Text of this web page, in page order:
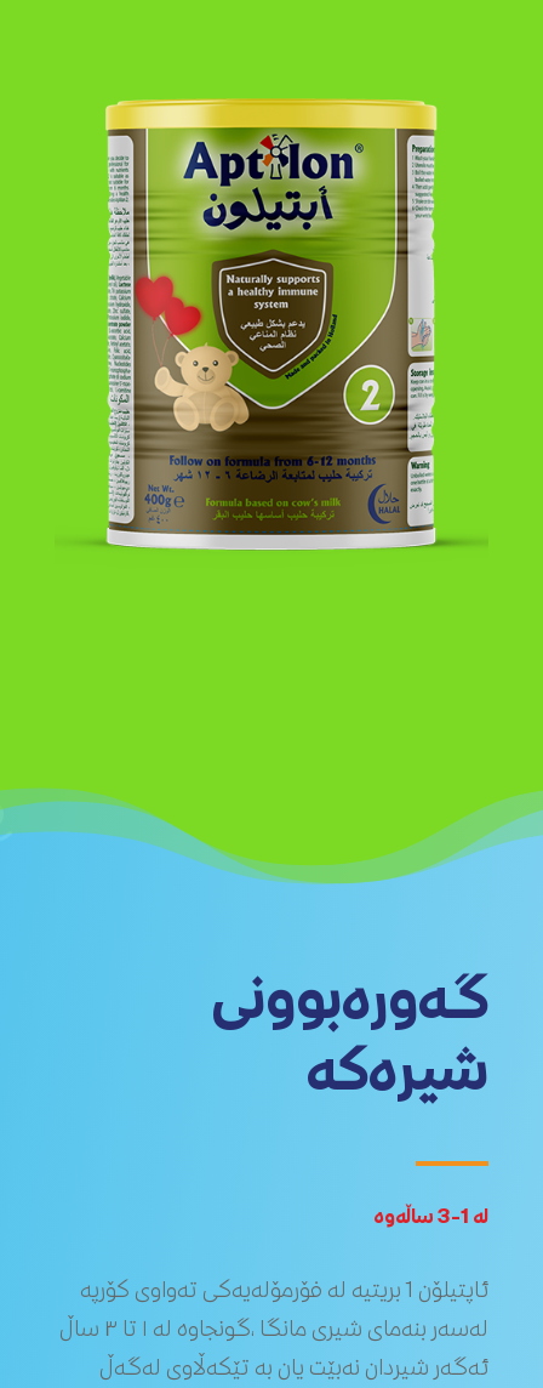
گەورەبوونی
شیرەکە
لە 1-3 ساڵەوە
ئاپتیلۆن 1 بریتیە لە فۆرمۆلەیەکی تەواوی کۆرپە
لەسەر بنەمای شیری مانگا ،گونجاوە لە ١ تا ٣ ساڵ
ئەگەر شیردان نەبێت یان بە تێکەڵاوی لەگەڵ